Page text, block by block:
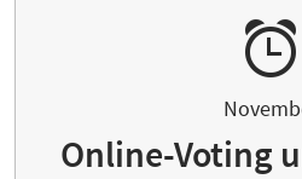
Online-Voting